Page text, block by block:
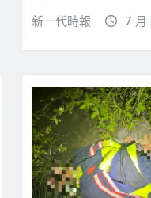
新一代時報 7 月